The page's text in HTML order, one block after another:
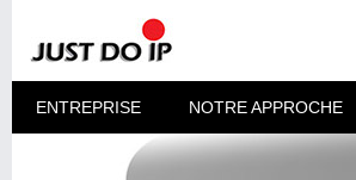
ENTREPRISE NOTRE APPROCHE